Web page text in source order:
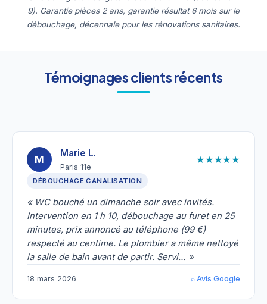
9). Garantie pièces 2 ans, garantie résultat 6 mois sur le
débouchage, décennale pour les rénovations sanitaires.
Témoignages clients récents
M
Marie L.
Paris 11e
★★★★★
DÉBOUCHAGE CANALISATION
« WC bouché un dimanche soir avec invités.
Intervention en 1 h 10, débouchage au furet en 25
minutes, prix annoncé au téléphone (99 €)
respecté au centime. Le plombier a même nettoyé
la salle de bain avant de partir. Servi… »
18 mars 2026 ⌕ Avis Google